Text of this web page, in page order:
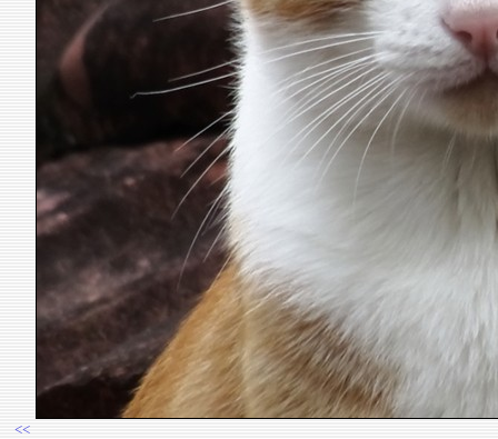
<<